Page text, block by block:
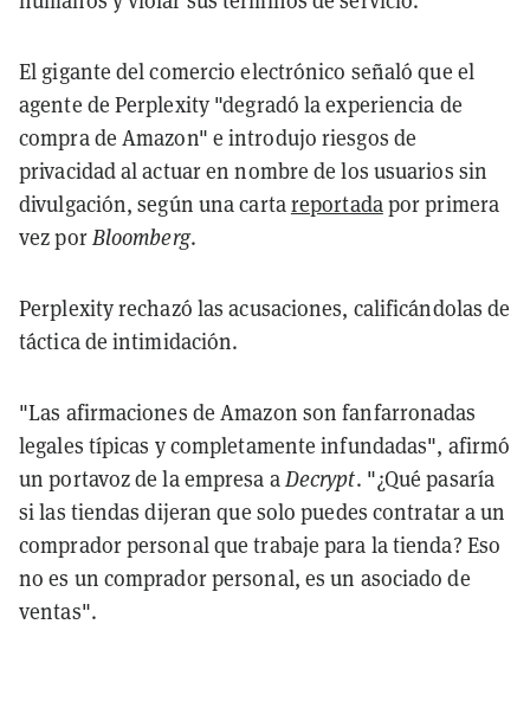
El gigante del comercio electrónico señaló que el
agente de Perplexity "degradó la experiencia de
compra de Amazon" e introdujo riesgos de
privacidad al actuar en nombre de los usuarios sin
divulgación, según una cartareportadapor primera
vez porBloomberg.
Perplexity rechazó las acusaciones, calificándolas de
táctica de intimidación.
"Las afirmaciones de Amazon son fanfarronadas
legales típicas y completamente infundadas", afirmó
un portavoz de la empresa aDecrypt. "¿Qué pasaría
si las tiendas dijeran que solo puedes contratar a un
comprador personal que trabaje para la tienda? Eso
no es un comprador personal, es un asociado de
ventas".